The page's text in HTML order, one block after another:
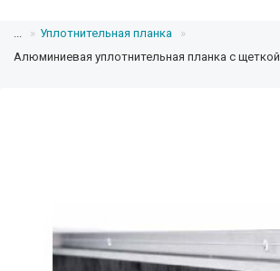
Уплотнительная планка
Алюминиевая уплотнительная планка с щеткой